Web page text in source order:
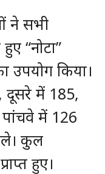
ने सभी
“नोटा”
किया।
दूसरे में 185,
में 126
कुल
हुए।